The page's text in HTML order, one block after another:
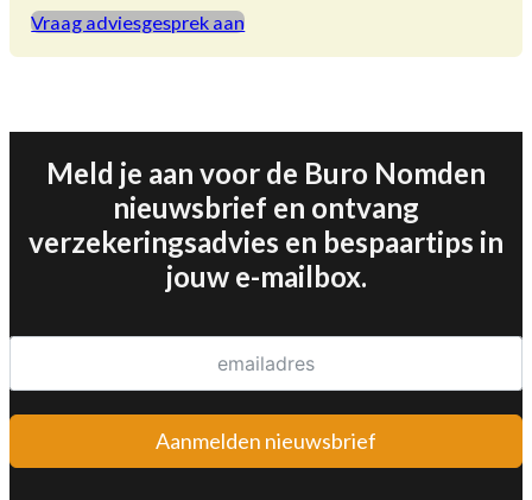
helpen je graag met de kleine lettertjes ontcijferen!
Vraag adviesgesprek aan
Meld je aan voor de Buro Nomden
nieuwsbrief en ontvang
verzekeringsadvies en bespaartips in
jouw e-mailbox.
Aanmelden nieuwsbrief